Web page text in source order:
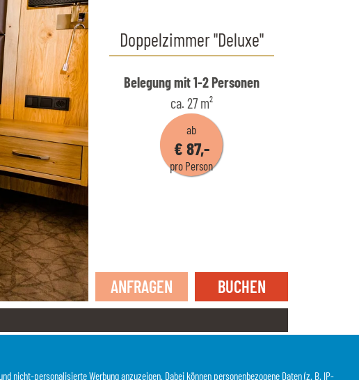
nicht-personalisierte Werbung anzuzeigen. Dabei können personenbezogene Daten (z. B. IP-
Doppelzimmer "Deluxe"
Belegung mit1-2 Personen
ca. 27 m²
ab
€ 87,-
pro Person
ANFRAGEN BUCHEN